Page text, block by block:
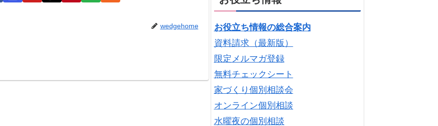
wedgehome
お役立ち情報の総合案内
資料請求（最新版）
限定メルマガ登録
無料チェックシート
家づくり個別相談会
オンライン個別相談
水曜夜の個別相談